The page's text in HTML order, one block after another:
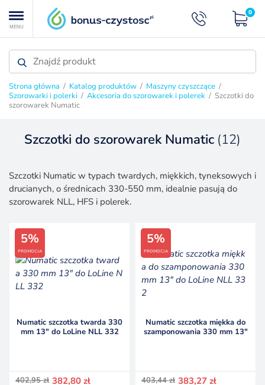
MENU
0
Strona główna / Katalog produktów / Maszyny czyszczące /
Szorowarki i polerki / Akcesoria do szorowarek i polerek / Szczotki do
szorowarek Numatic
AKCESORIA DO SZOROWAREK I POLEREK
Szczotki do szorowarek Numatic (12)
Szczotki Numatic w typach twardych, miękkich, tyneksowych i
drucianych, o średnicach 330-550 mm, idealnie pasują do
szorowarek NLL, HFS i polerek.
5%
PROMOCJA
Numatic szczotka twarda 330
mm 13″ do LoLine NLL 332
402,95zł
Pierwotna382,80 zł
Aktualna
5%
PROMOCJA
Numatic szczotka miękka do
szamponowania 330 mm 13″
403,44zł
Pierwotna383,27 zł
Aktualna